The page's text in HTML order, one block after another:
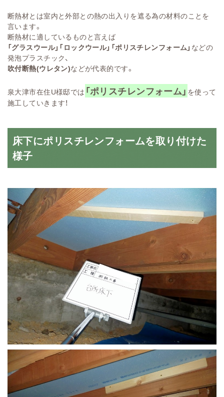
断熱材とは室内と外部との熱の出入りを遮る為の材料のことを
言います。
断熱材に適しているものと言えば
「グラスウール」「ロックウール」「ポリスチレンフォーム」 などの
発泡プラスチック、
吹付断熱(ウレタン)などが代表的です。
泉大津市在住U様邸では 「ポリスチレンフォーム」 を使って
施工していきます！
床下にポリスチレンフォームを取り付けた
様子